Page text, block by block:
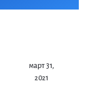
март 31,
2021